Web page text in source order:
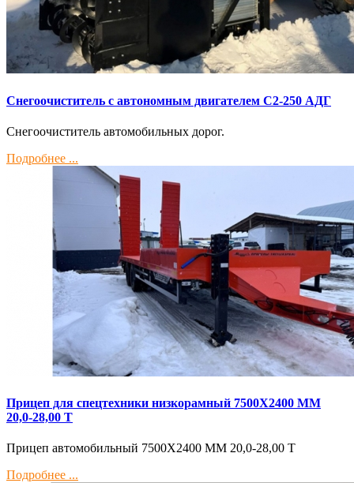
Снегоочиститель с автономным двигателем С2-250 АДГ
Снегоочиститель автомобильных дорог.
Подробнее ...
Прицеп для спецтехники низкорамный 7500Х2400 ММ
20,0-28,00 Т
Прицеп автомобильный 7500Х2400 ММ 20,0-28,00 Т
Подробнее ...